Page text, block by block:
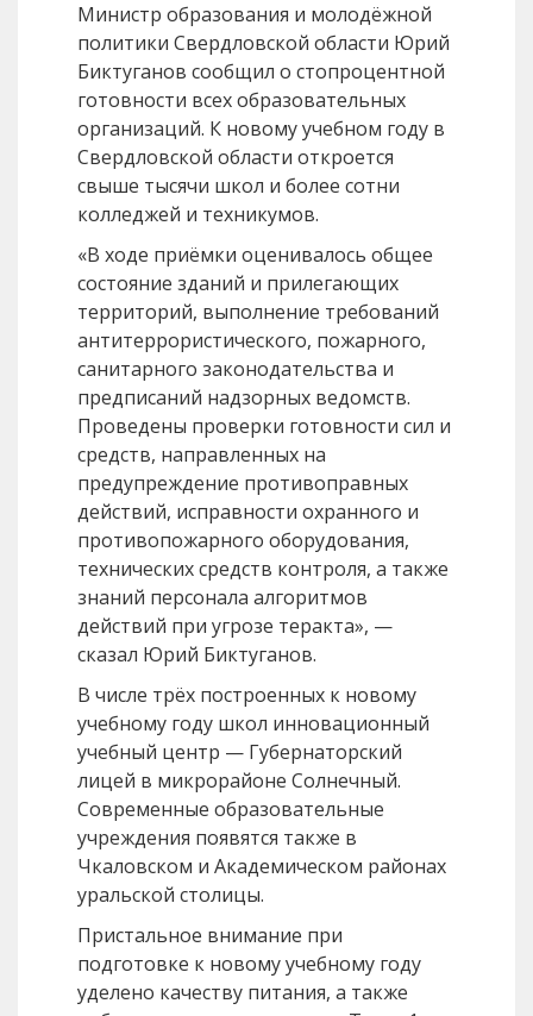
Министр образования и молодёжной
политики Свердловской области Юрий
Биктуганов сообщил о стопроцентной
готовности всех образовательных
организаций. К новому учебном году в
Свердловской области откроется
свыше тысячи школ и более сотни
колледжей и техникумов.
«В ходе приёмки оценивалось общее
состояние зданий и прилегающих
территорий, выполнение требований
антитеррористического, пожарного,
санитарного законодательства и
предписаний надзорных ведомств.
Проведены проверки готовности сил и
средств, направленных на
предупреждение противоправных
действий, исправности охранного и
противопожарного оборудования,
технических средств контроля, а также
знаний персонала алгоритмов
действий при угрозе теракта», —
сказал Юрий Биктуганов.
В числе трёх построенных к новому
учебному году школ инновационный
учебный центр — Губернаторский
лицей в микрорайоне Солнечный.
Современные образовательные
учреждения появятся также в
Чкаловском и Академическом районах
уральской столицы.
Пристальное внимание при
подготовке к новому учебному году
уделено качеству питания, а также